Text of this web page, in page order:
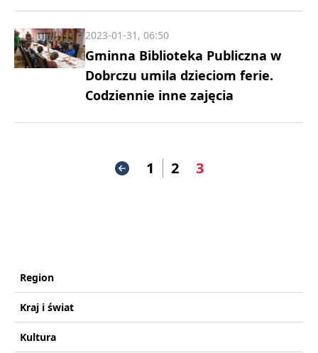
Gminna Biblioteka Publiczna w
Dobrczu umila dzieciom ferie.
Codziennie inne zajęcia
2023-01-31, 06:50
1 2 3
Region
Kraj i świat
Kultura